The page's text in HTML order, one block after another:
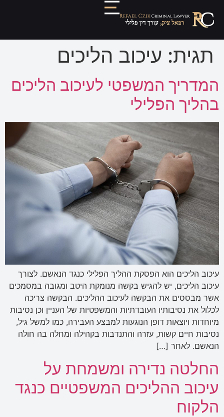
תגית: עיכוב הליכים
המדריך המשפטי לעיכוב הליכים
בהליך הפלילי
עיכוב הליכים הוא הפסקת ההליך הפלילי כנגד הנאשם. לצורך
עיכוב הליכים, יש להגיש בקשה מנומקת היטב ומגובה במסמכים
אשר מבססים את הבקשה לעיכוב ההליכים. הבקשה צריכה
לכלול את נסיבותיו העובדתיות והמשפטיות של העניין וכן נסיבות
מיוחדות ויוצאות דופן הנוגעות למבצע העבירה, כמו למשל גיל,
נסיבות חיים קשות, עזרה והתנדבות בקהילה ומחלה בה חולה
הנאשם. לאחר […]
החלטה נדירה ומשמחת על
עיכוב ההליכים המשפטיים כנגד
הלקוח